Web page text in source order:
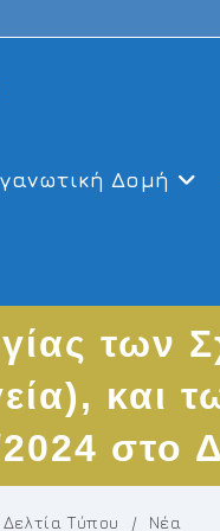
Δομή
των
και
2024 στο
Δελτία Τύπου / Νέα